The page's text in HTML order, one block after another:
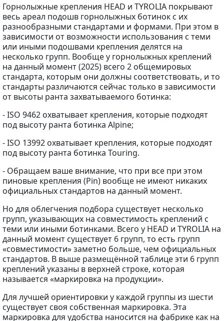
Горнолыжные крепления HEAD и TYROLIA покрывают
весь ареал подошв горнолыжных ботинок с их
разнообразными стандартами и формами. При этом в
зависимости от возможности использования с теми
или иными подошвами крепления делятся на
несколько групп. Вообще у горнолыжных креплений
на данный момент (2025) всего 2 общемировых
стандарта, которым они должны соответствовать, и то
стандарты различаются сейчас только в зависимости
от высоты ранта захватываемого ботинка:
- ISO 9462 охватывает крепления, которые подходят
под высоту ранта ботинка Alpine;
- ISO 13992 охватывает крепления, которые подходят
под высоту ранта ботинка Touring.
- Обращаем ваше внимание, что при все при этом
пиновые крепления (Pin) вообще не имеют никаких
официальных стандартов на данный момент.
Но для облегчения подбора существует несколько
групп, указывающих на совместимость креплений с
теми или иными ботинками. Всего у HEAD и TYROLIA на
данный момент существует 6 групп, то есть групп
«совместимости» заметно больше, чем официальных
стандартов. В выше размещённой таблице эти 6 групп
креплений указаны в верхней строке, которая
называется «маркировка на продукции».
Для лучшей ориентировки у каждой группы из шести
существует своя собственная маркировка. Эта
маркировка для удобства наносится на фабрике как на